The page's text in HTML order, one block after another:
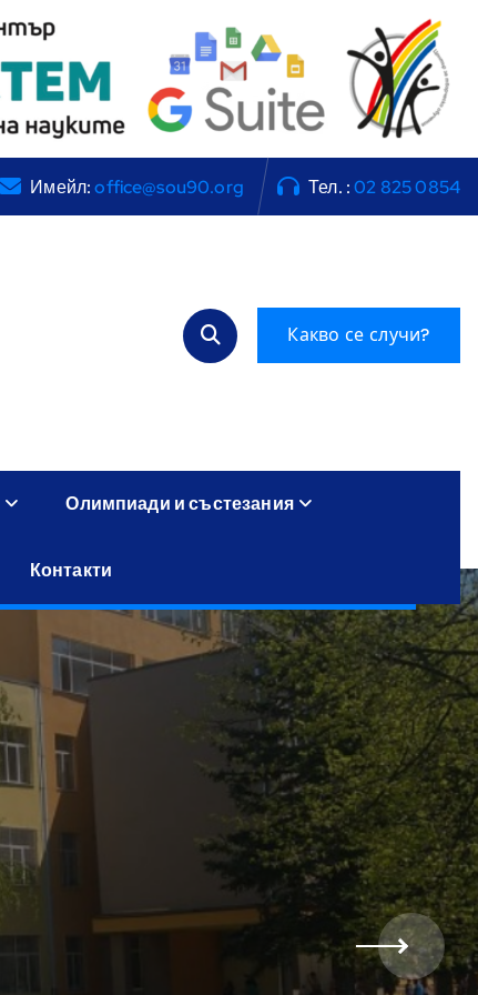
Имейл: office@sou90.org Тел. : 02 825 0854
Олимпиади и състезания
Контакти